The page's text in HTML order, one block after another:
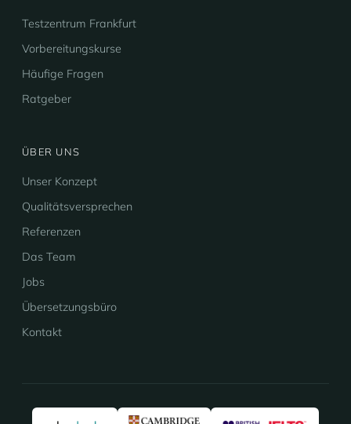
Testzentrum Frankfurt
Vorbereitungskurse
Häufige Fragen
Ratgeber
ÜBER UNS
Unser Konzept
Qualitätsversprechen
Referenzen
Das Team
Jobs
Übersetzungsbüro
Kontakt